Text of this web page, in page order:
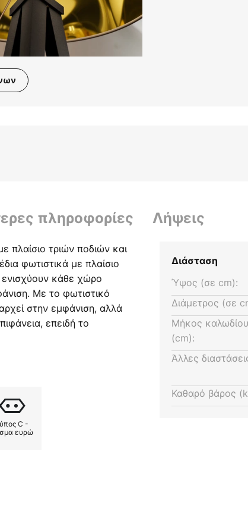
πληροφορίες Λήψεις
πλαίσιο τριών ποδιών και
φωτιστικά με πλαίσιο
ενισχύουν κάθε χώρο
Με το φωτιστικό
στην εμφάνιση, αλλά
επειδή το
λάμπει με μια χρυσή
είναι βέβαιο ότι
διάστημα και θα
θα ενισχύει την
ενός ποδοδιακόπτη
C -
ευρώ
Διάσταση
Ύψος (σε cm):
Διάμετρος (σε
Μήκος
(cm):
Άλλες
Καθαρό βάρος